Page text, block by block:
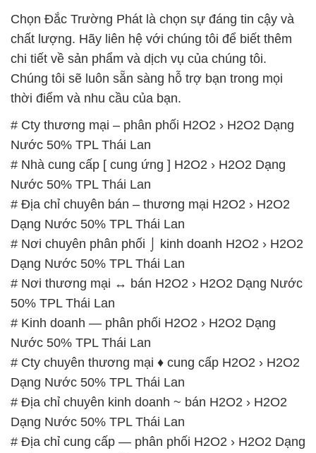
Chọn Đắc Trường Phát là chọn sự đáng tin cậy và
chất lượng. Hãy liên hệ với chúng tôi để biết thêm
chi tiết về sản phẩm và dịch vụ của chúng tôi.
Chúng tôi sẽ luôn sẵn sàng hỗ trợ bạn trong mọi
thời điểm và nhu cầu của bạn.
# Cty thương mại – phân phối H2O2 › H2O2 Dạng
Nước 50% TPL Thái Lan
# Nhà cung cấp [ cung ứng ] H2O2 › H2O2 Dạng
Nước 50% TPL Thái Lan
# Địa chỉ chuyên bán – thương mại H2O2 › H2O2
Dạng Nước 50% TPL Thái Lan
# Nơi chuyên phân phối ⌡ kinh doanh H2O2 › H2O2
Dạng Nước 50% TPL Thái Lan
# Nơi thương mại ↔ bán H2O2 › H2O2 Dạng Nước
50% TPL Thái Lan
# Kinh doanh — phân phối H2O2 › H2O2 Dạng
Nước 50% TPL Thái Lan
# Cty chuyên thương mại ♦ cung cấp H2O2 › H2O2
Dạng Nước 50% TPL Thái Lan
# Địa chỉ chuyên kinh doanh ~ bán H2O2 › H2O2
Dạng Nước 50% TPL Thái Lan
# Địa chỉ cung cấp — phân phối H2O2 › H2O2 Dạng